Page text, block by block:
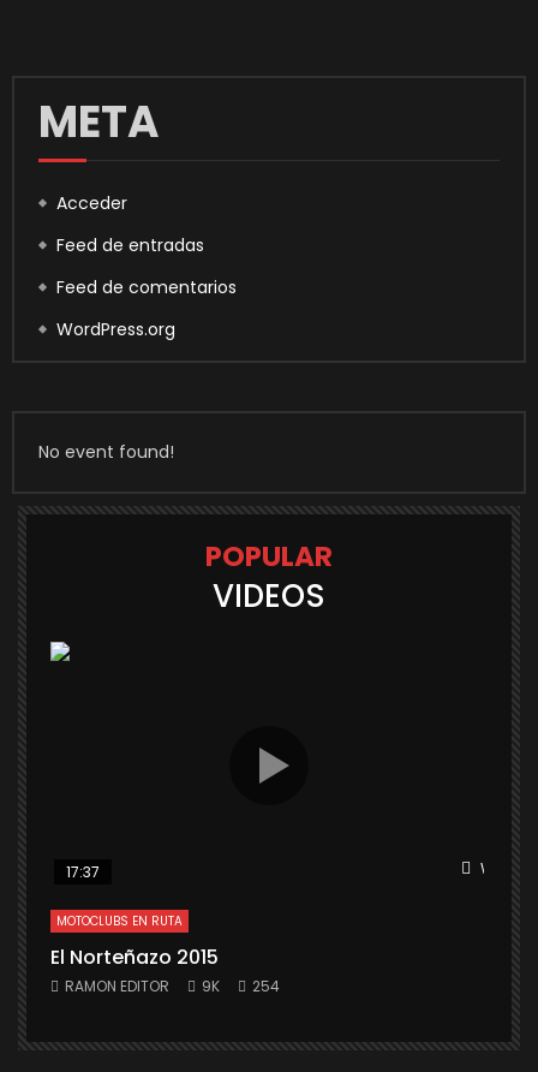
META
Acceder
Feed de entradas
Feed de comentarios
WordPress.org
No event found!
POPULAR
VIDEOS
Watch
17:37
MOTOCLUBS EN RUTA
El Norteñazo 2015
RAMON EDITOR 9K 254